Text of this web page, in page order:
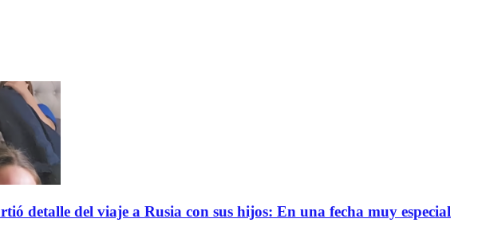
detalle del viaje a Rusia con sus hijos: En una fecha muy especial